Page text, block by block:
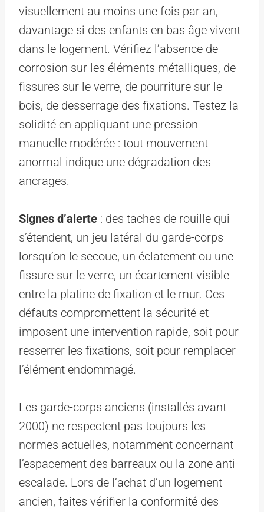
visuellement au moins une fois par an,
davantage si des enfants en bas âge vivent
dans le logement. Vérifiez l’absence de
corrosion sur les éléments métalliques, de
fissures sur le verre, de pourriture sur le
bois, de desserrage des fixations. Testez la
solidité en appliquant une pression
manuelle modérée : tout mouvement
anormal indique une dégradation des
ancrages.
Signes d’alerte : des taches de rouille qui
s’étendent, un jeu latéral du garde-corps
lorsqu’on le secoue, un éclatement ou une
fissure sur le verre, un écartement visible
entre la platine de fixation et le mur. Ces
défauts compromettent la sécurité et
imposent une intervention rapide, soit pour
resserrer les fixations, soit pour remplacer
l’élément endommagé.
Les garde-corps anciens (installés avant
2000) ne respectent pas toujours les
normes actuelles, notamment concernant
l’espacement des barreaux ou la zone anti-
escalade. Lors de l’achat d’un logement
ancien, faites vérifier la conformité des